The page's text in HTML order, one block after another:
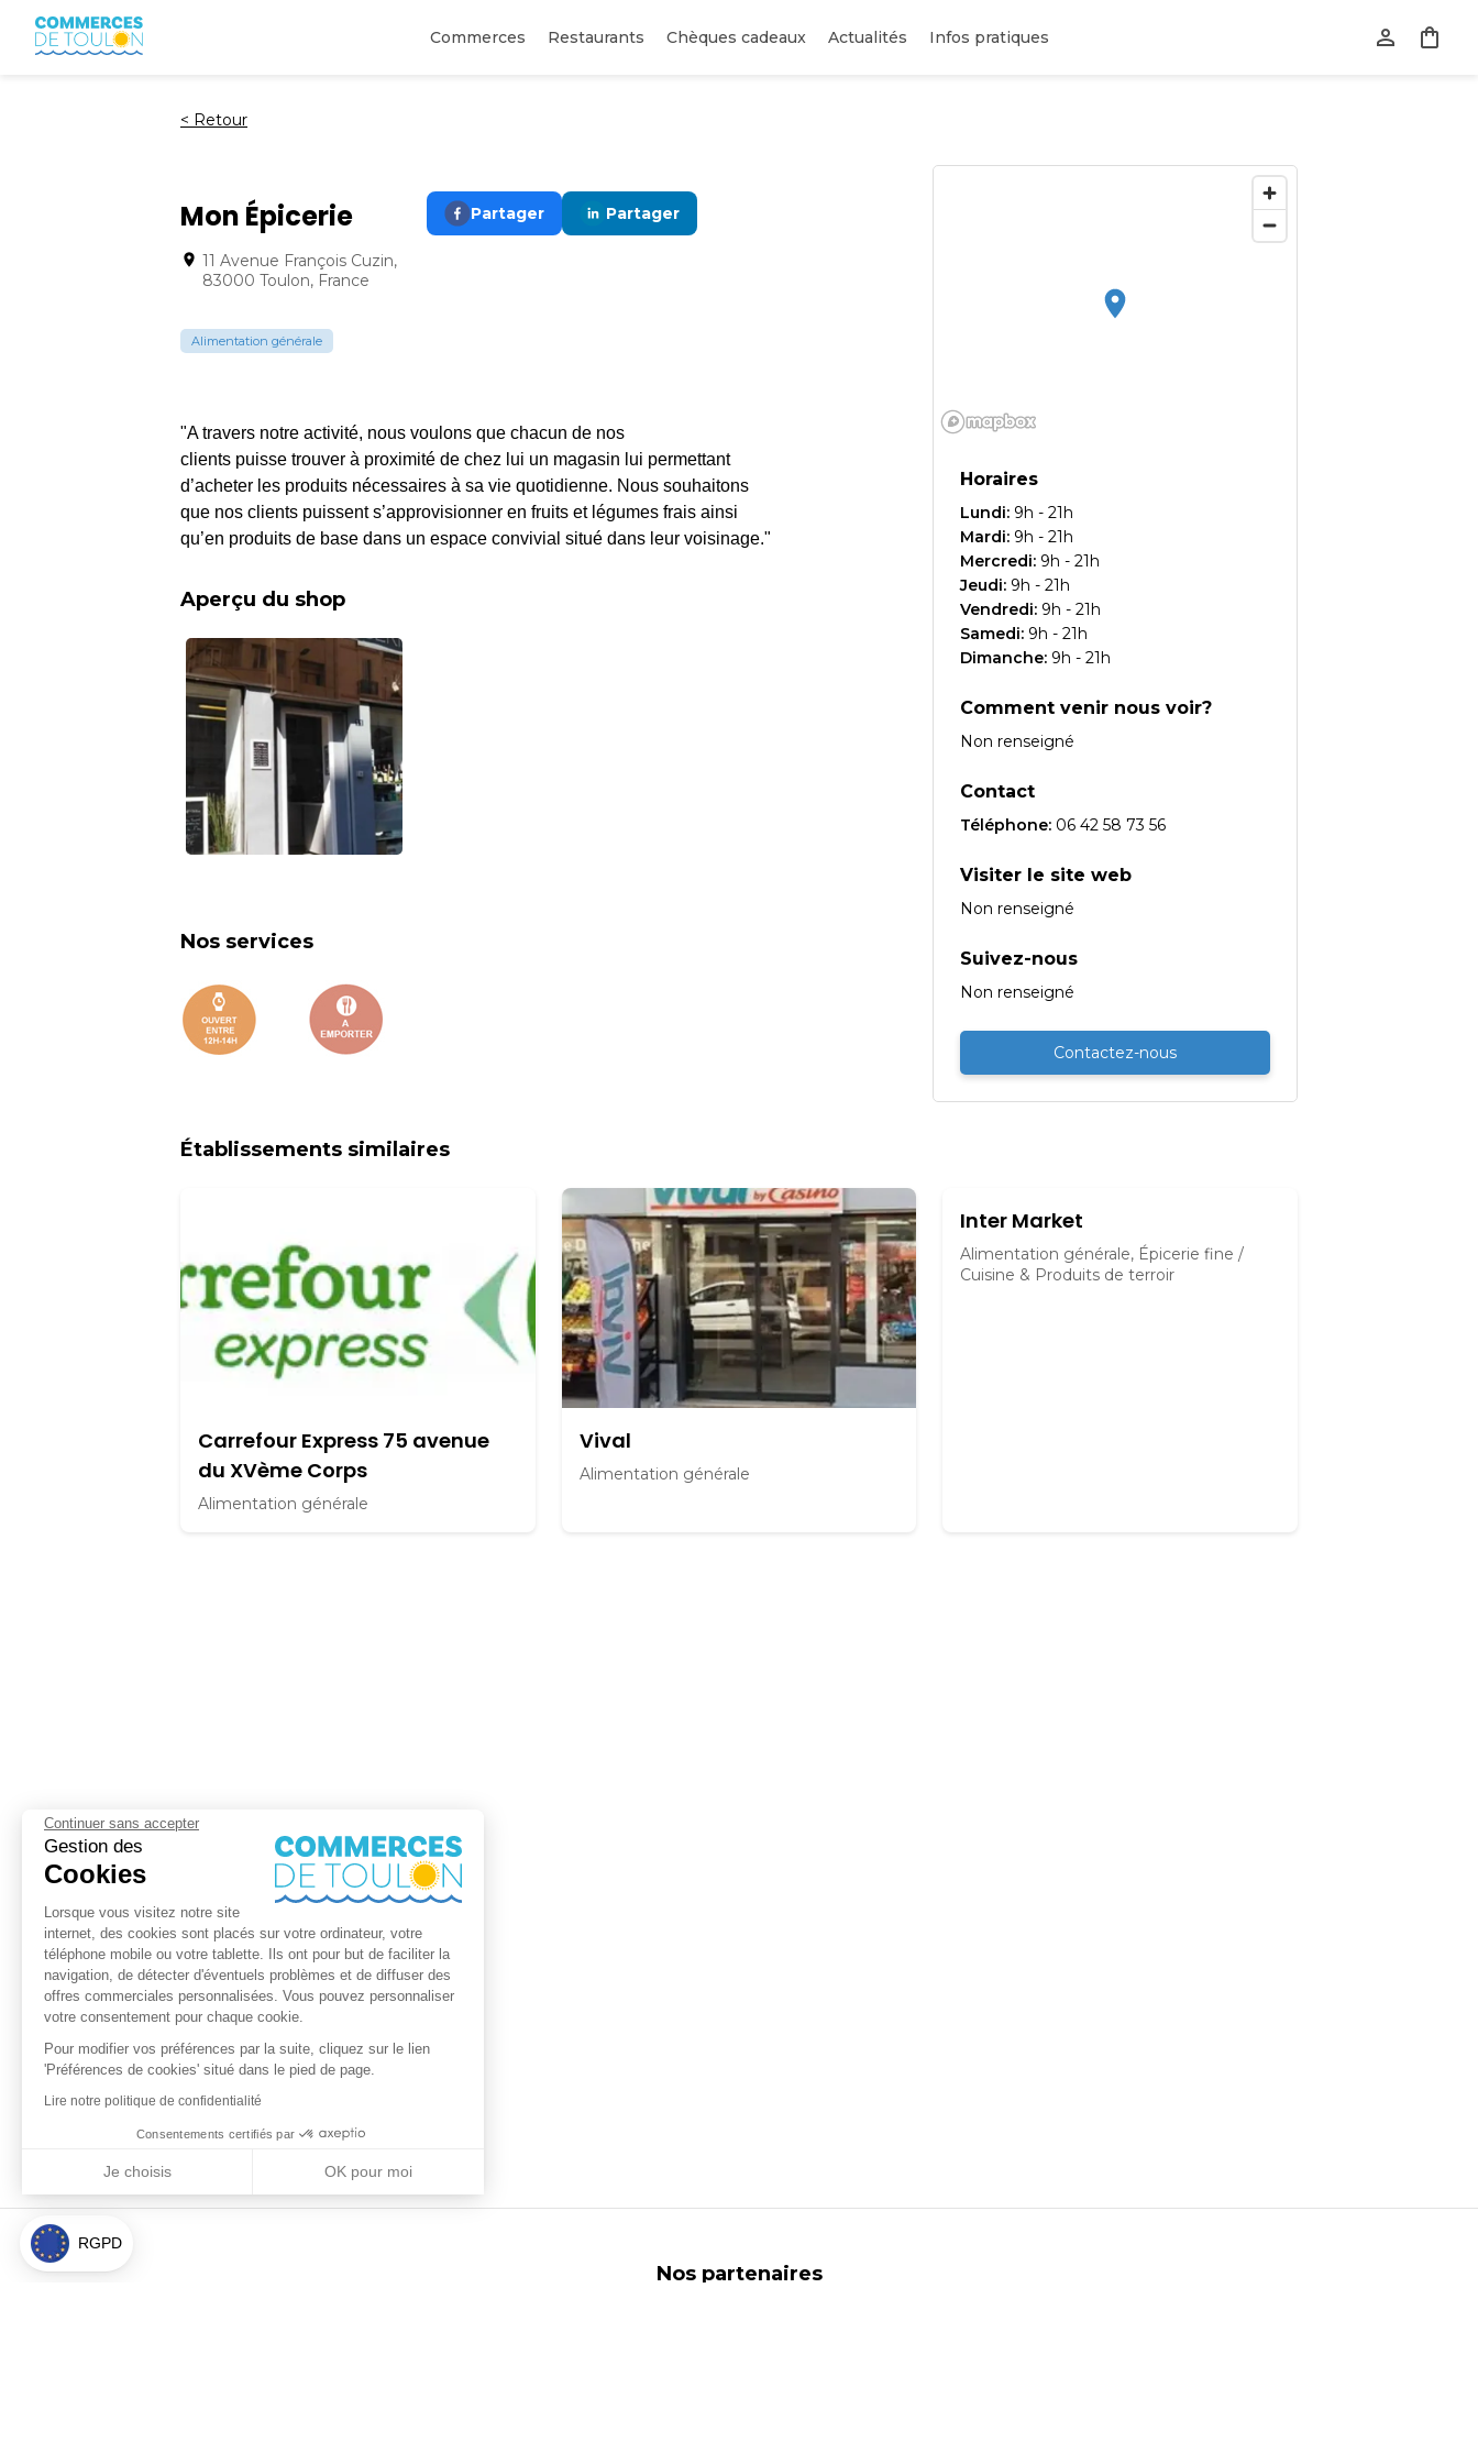
Continuer sans accepter
Gestion des
Cookies
Lorsque vous visitez notre site
internet, des cookies sont placés sur votre ordinateur, votre
téléphone mobile ou votre tablette. Ils ont pour but de faciliter la
navigation, de détecter d'éventuels problèmes et de diffuser des
offres commerciales personnalisées. Vous pouvez personnaliser
votre consentement pour chaque cookie.
Pour modifier vos préférences par la suite, cliquez sur le lien
'Préférences de cookies' situé dans le pied de page.
Lire notre politique de confidentialité
Consentements certifiés par
Je choisis
OK pour moi
Axeptio consent
Plateforme de Gestion du Consentement : Personnalisez vos Options
Notre plateforme vous permet d'adapter et de gérer vos paramètres de confidentialité, en garantissant la conformité avec les réglementations. Personnalisez vos préférences pour contrôler la manière dont
RGPD
Commerces Restaurants Chèques cadeaux Actualités Infos pratiques
< Retour
Mon Épicerie
11 Avenue François Cuzin,
83000 Toulon, France
Alimentation générale
Partager Partager
"A travers notre activité, nous voulons que chacun de nos
clients puisse trouver à proximité de chez lui un magasin lui permettant
d’acheter les produits nécessaires à sa vie quotidienne. Nous souhaitons
que nos clients puissent s’approvisionner en fruits et légumes frais ainsi
qu’en produits de base dans un espace convivial situé dans leur voisinage."
Aperçu du shop
Nos services
Horaires
Lundi: 9h - 21h
Mardi: 9h - 21h
Mercredi: 9h - 21h
Jeudi: 9h - 21h
Vendredi: 9h - 21h
Samedi: 9h - 21h
Dimanche: 9h - 21h
Comment venir nous voir?
Non renseigné
Contact
Téléphone: 06 42 58 73 56
Visiter le site web
Non renseigné
Suivez-nous
Non renseigné
Contactez-nous
Établissements similaires
Carrefour Express 75 avenue
du XVème Corps
Alimentation générale
Vival
Alimentation générale
Inter Market
Alimentation générale, Épicerie fine /
Cuisine & Produits de terroir
Nos partenaires